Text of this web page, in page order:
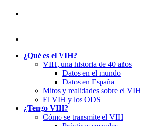
¿Qué es el VIH?
VIH, una historia de 40 años
Datos en el mundo
Datos en España
Mitos y realidades sobre el VIH
El VIH y los ODS
¿Tengo VIH?
Cómo se transmite el VIH